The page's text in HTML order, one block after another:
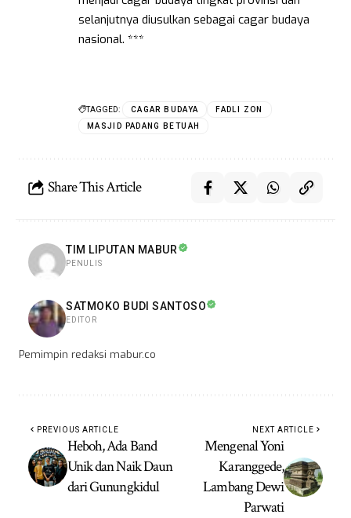
selanjutnya diusulkan sebagai cagar budaya
nasional. ***
TAGGED: CAGAR BUDAYA
FADLI ZON
MASJID PADANG BETUAH
Share This Article
TIM LIPUTAN MABUR
PENULIS
SATMOKO BUDI SANTOSO
EDITOR
Pemimpin redaksi mabur.co
PREVIOUS ARTICLE
Heboh, Ada Band
Unik dan Naik Daun
dari Gunungkidul
NEXT ARTICLE
Mengenal Yoni
Karanggede,
Lambang Dewi
Parwati